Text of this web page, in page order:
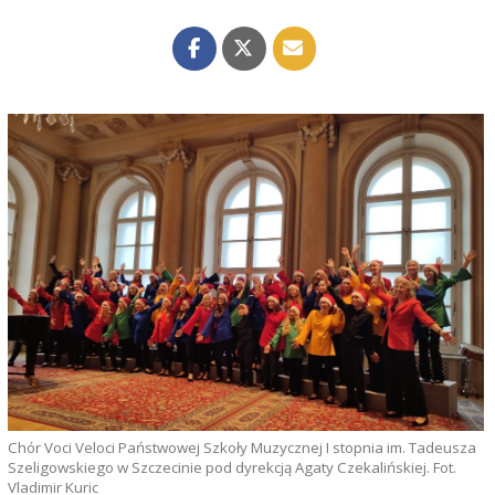
Chór Voci Veloci Państwowej Szkoły Muzycznej I stopnia im. Tadeusza
Szeligowskiego w Szczecinie pod dyrekcją Agaty Czekalińskiej. Fot.
Vladimir Kuric